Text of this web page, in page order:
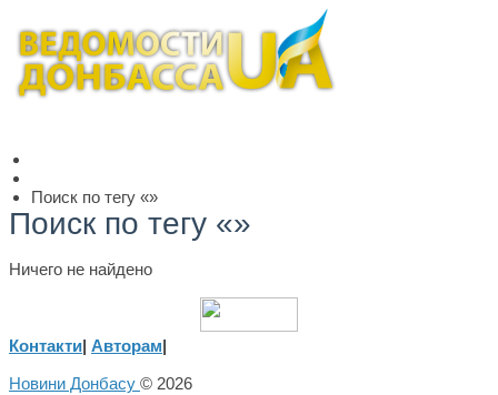
Поиск по тегу «»
Поиск по тегу «»
Ничего не найдено
Контакти| Авторам|
Новини Донбасу © 2026